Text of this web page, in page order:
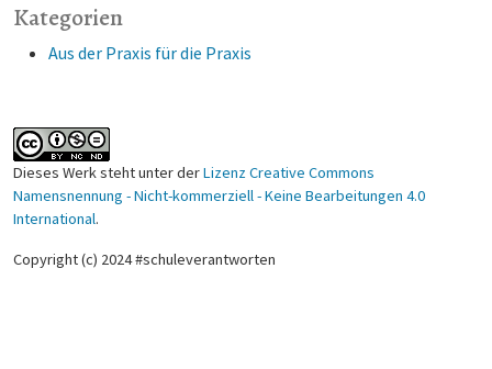
Kategorien
Aus der Praxis für die Praxis
Dieses Werk steht unter derLizenz Creative Commons
Namensnennung - Nicht-kommerziell - Keine Bearbeitungen 4.0
International.
Copyright (c) 2024 #schuleverantworten